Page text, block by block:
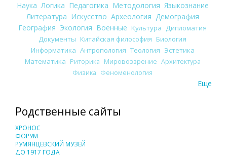
Наука Логика Педагогика Методология Языкознание
Литература Искусство Археология Демография
География Экология Военные Культура Дипломатия
Документы Китайская философия Биология
Информатика Антропология Теология Эстетика
Математика Риторика Мировоззрение Архитектура
Физика Феноменология
Еще
Родственные сайты
ХРОНОС
ФОРУМ
РУМЯНЦЕВСКИЙ МУЗЕЙ
ДО 1917 ГОДА